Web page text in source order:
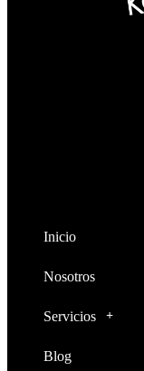
Inicio
Nosotros
Servicios
Blog